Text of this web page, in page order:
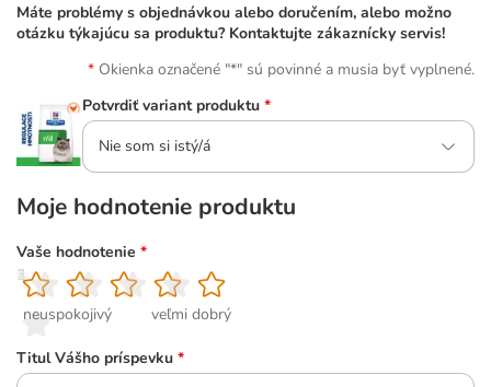
Máte problémy s objednávkou alebo doručením, alebo možno
otázku týkajúcu sa produktu? Kontaktujte zákaznícky servis!
Okienka označené "*" sú povinné a musia byť vyplnené.
Potvrdiť variant produktu *
Nie som si istý/á
Moje hodnotenie produktu
Vaše hodnotenie *
1
neuspokojivý
2
3
4
5
veľmi dobrý
Titul Vášho príspevku *